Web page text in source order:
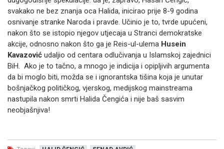
svakako ne bez znanja oca Halida, inicirao prije 8-9 godina
osnivanje stranke Naroda i pravde. Učinio je to, tvrde upućeni,
nakon što se istopio njegov utjecaja u Stranci demokratske
akcije, odnosno nakon što ga je Reis-ul-ulema Husein
Kavazović udaljio od centara odlučivanja u Islamskoj zajednici
BiH. Ako je to tačno, a mnogo je indicija i opipljivih argumenta
da bi moglo biti, možda se i ignorantska tišina koja je unutar
bošnjačkog političkog, vjerskog, medijskog mainstreama
nastupila nakon smrti Halida Čengića i nije baš sasvim
neobjašnjiva!